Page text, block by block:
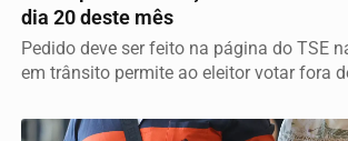
dia 20 deste mês
Pedido deve ser feito na página do TSE
em trânsito permite ao eleitor votar fora